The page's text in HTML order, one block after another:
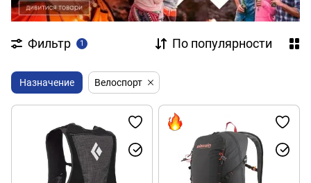
Фильтр 1 По популярности
Назначение Велоспорт